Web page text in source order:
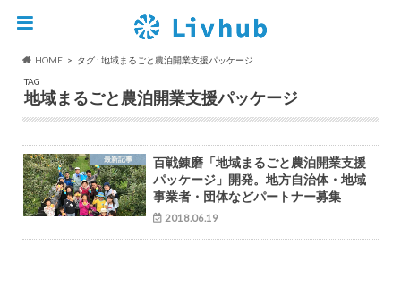
HOME
タグ : 地域まるごと農泊開業支援パッケージ
TAG
地域まるごと農泊開業支援パッケージ
最新記事
百戦錬磨「地域まるごと農泊開業支援
パッケージ」開発。地方自治体・地域
事業者・団体などパートナー募集
2018.06.19